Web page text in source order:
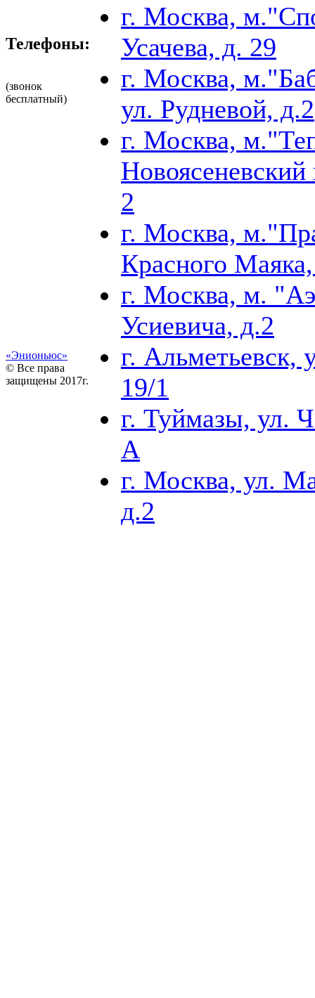
Телефоны:
(звонок
бесплатный)
г. Москва,
Усачева, д. 29
г. Москва,
ул. Рудневой, д.2
г. Москва,
Новоясеневский
2
г. Москва,
Красного
г. Москва, м.
Усиевича, д.2
г. Альметьевск,
19/1
г. Туймазы, ул.
А
г. Москва, ул.
д.2
«Энионьюс»
© Все права
защищены 2017г.